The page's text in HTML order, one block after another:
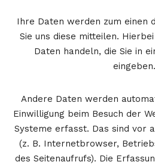
Ihre Daten werden zum einen
Sie uns diese mitteilen.
Daten handeln, die Sie in
eingeben.
Andere Daten werden
Einwilligung beim Besuch der
Systeme erfasst. Das sind vor
(z. B. Internetbrowser,
des Seitenaufrufs). Die